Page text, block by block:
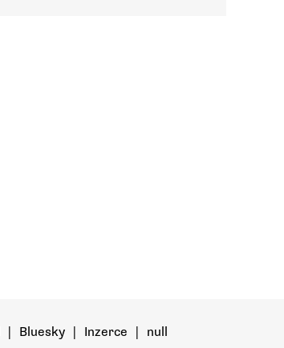
Bluesky Inzerce
null